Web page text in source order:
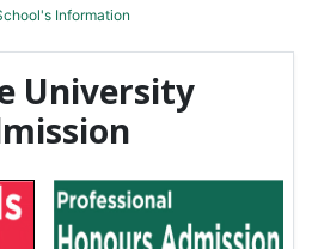
Information
University